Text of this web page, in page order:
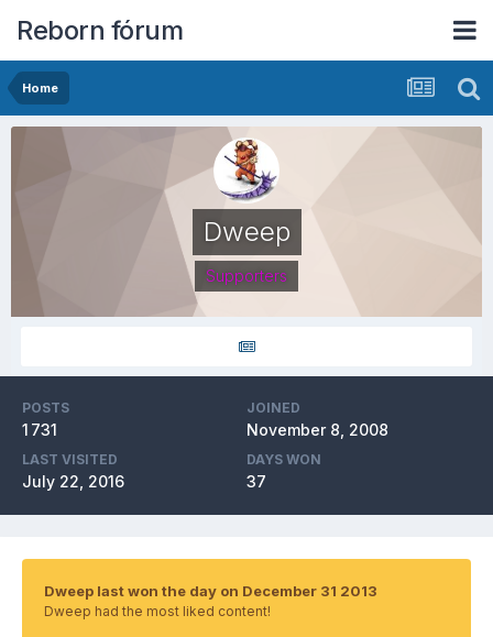
Reborn fórum
Home
Dweep
Supporters
POSTS
1 731
JOINED
November 8, 2008
LAST VISITED
July 22, 2016
DAYS WON
37
Dweep last won the day on December 31 2013
Dweep had the most liked content!